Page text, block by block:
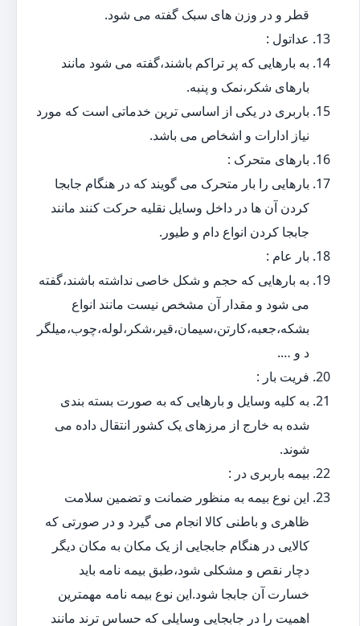
قطر و در وزن های سبک گفته می شود.
عداتول :
به بارهایی که پر تراکم باشند،گفته می شود مانند
بارهای شکر،نمک و پنبه.
باربری در یکی از اساسی ترین خدماتی است که مورد
نیاز ادارات و اشخاص می باشد.
بارهای متحرک :
بارهایی را بار متحرک می گویند که در هنگام جابجا
کردن آن ها در داخل وسایل نقلیه حرکت کنند مانند
جابجا کردن انواع دام و طیور.
بار عام :
به بارهایی که حجم و شکل خاصی نداشته باشند،گفته
می شود و مقدار آن مشخص نیست مانند انواع
بشکه،جعبه،کارتن،سیمان،قیر،شکر،لوله،چوب،میلگر
د و ….
فریت بار :
به کلیه وسایل و بارهایی که به صورت بسته بندی
شده به خارج از مرزهای یک کشور انتقال داده می
شوند.
بیمه باربری در :
این نوع بیمه به منظور ضمانت و تضمین سلامت
ظاهری و باطنی کالا انجام می گیرد و در صورتی که
کالایی در هنگام جابجایی از یک مکان به مکان دیگر
دچار نقص و مشکلی شود،طبق بیمه نامه باید
خسارت آن جابجا شود.این نوع بیمه نامه مهمترین
اهمیت را در جابجایی وسایلی که حساس ترند مانند